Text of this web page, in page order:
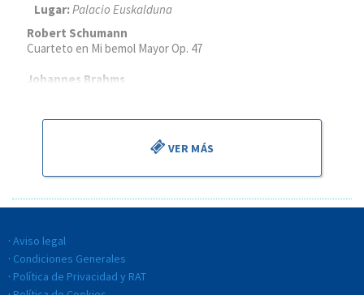
Lugar:Palacio Euskalduna
Robert Schumann
Cuarteto en Mi bemol Mayor Op. 47
Johannes Brahms
VER MÁS
Aviso legal
Condiciones Generales
Política de Privacidad y RAT